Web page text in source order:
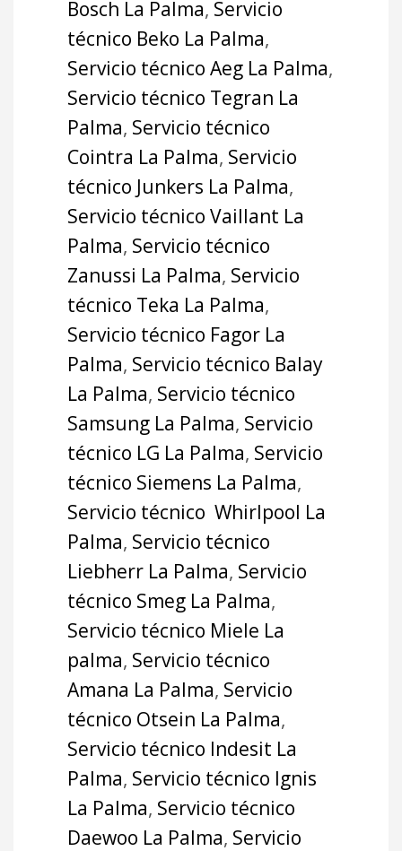
Bosch La Palma, Servicio
técnico Beko La Palma,
Servicio técnico Aeg La Palma,
Servicio técnico Tegran La
Palma, Servicio técnico
Cointra La Palma, Servicio
técnico Junkers La Palma,
Servicio técnico Vaillant La
Palma, Servicio técnico
Zanussi La Palma, Servicio
técnico Teka La Palma,
Servicio técnico Fagor La
Palma, Servicio técnico Balay
La Palma, Servicio técnico
Samsung La Palma, Servicio
técnico LG La Palma, Servicio
técnico Siemens La Palma,
Servicio técnico Whirlpool La
Palma, Servicio técnico
Liebherr La Palma, Servicio
técnico Smeg La Palma,
Servicio técnico Miele La
palma, Servicio técnico
Amana La Palma, Servicio
técnico Otsein La Palma,
Servicio técnico Indesit La
Palma, Servicio técnico Ignis
La Palma, Servicio técnico
Daewoo La Palma, Servicio